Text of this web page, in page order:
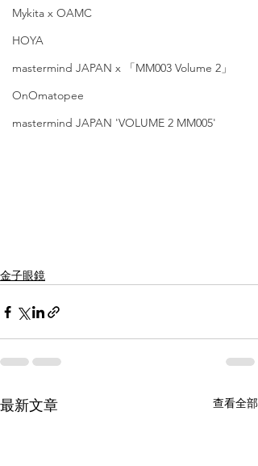
Mykita x OAMC
HOYA
mastermind JAPAN x 「MM003 Volume 2」
OnOmatopee
mastermind JAPAN 'VOLUME 2 MM005'
金子眼鏡
最新文章 查看全部